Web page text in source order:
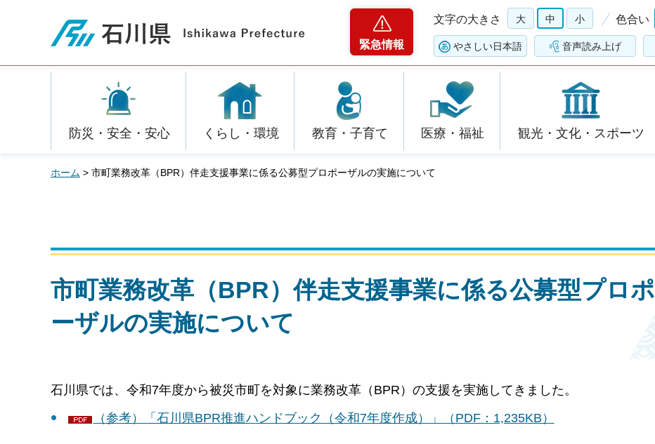
石川県
緊急情報
文字の大きさ 大 中 小 色合い
やさしい日本語 音声読み上げ
防災・安全・安心 くらし・環境 教育・子育て 医療・福祉 観光・文化・スポーツ
ホーム > 市町業務改革（BPR）伴走支援事業に係る公募型プロポーザルの実施について
市町業務改革（BPR）伴走支援事業に係る公募型プロポ
ーザルの実施について
石川県では、令和7年度から被災市町を対象に業務改革（BPR）の支援を実施してきました。
（参考）「石川県BPR推進ハンドブック（令和7年度作成）」（PDF：1,235KB）